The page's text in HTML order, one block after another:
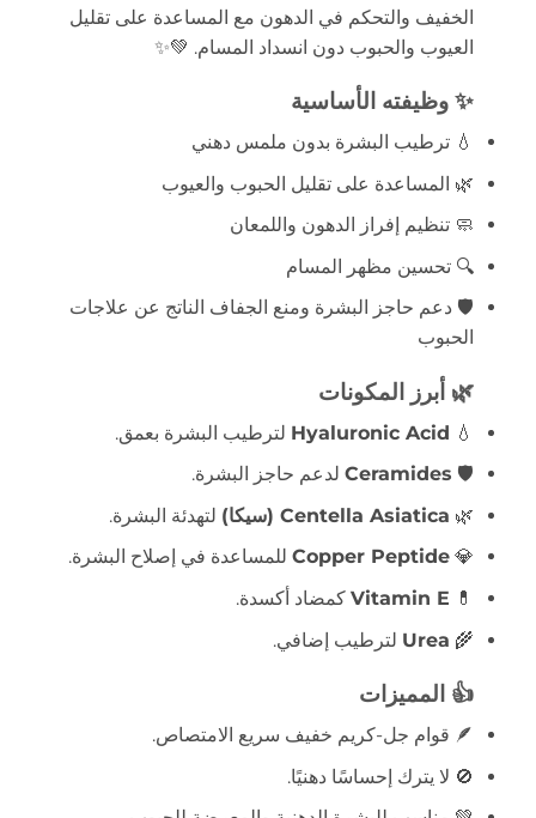
الخفيف والتحكم في الدهون مع المساعدة على تقليل
العيوب والحبوب دون انسداد المسام. 💚✨
✨ وظيفته الأساسية
💧 ترطيب البشرة بدون ملمس دهني
🌿 المساعدة على تقليل الحبوب والعيوب
🧼 تنظيم إفراز الدهون واللمعان
🔍 تحسين مظهر المسام
🛡️ دعم حاجز البشرة ومنع الجفاف الناتج عن علاجات
الحبوب
🌿 أبرز المكونات
💧
Hyaluronic Acid لترطيب البشرة بعمق.
🛡️
Ceramidesلدعم حاجز البشرة.
🌿 Centella Asiatica (سيكا)
لتهدئة البشرة.
💎
Copper Peptideللمساعدة في إصلاح البشرة.
💊
Vitamin Eكمضاد أكسدة.
🌾
Urea لترطيب إضافي.
👍 المميزات
🪶 قوام جل-كريم خفيف سريع الامتصاص.
🚫 لا يترك إحساسًا دهنيًا.